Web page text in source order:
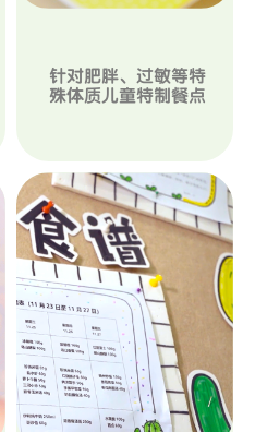
针对肥胖、过敏等特
殊体质儿童特制餐点